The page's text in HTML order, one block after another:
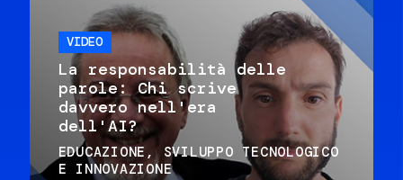
VIDEO
La responsabilità delle
parole: Chi scrive
davvero nell'era
dell'AI?
EDUCAZIONE
SVILUPPO TECNOLOGICO
E INNOVAZIONE